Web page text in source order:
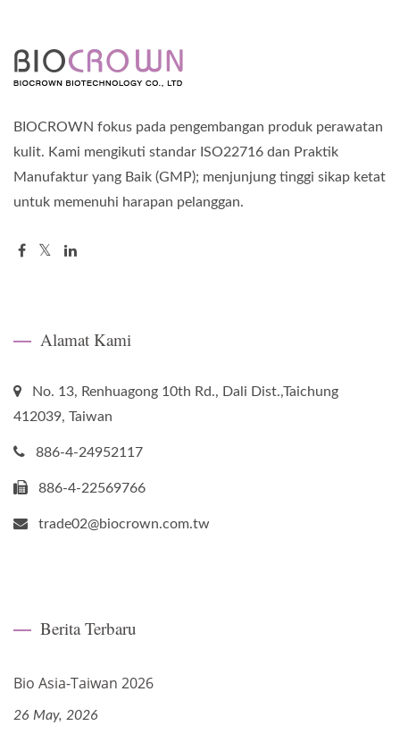
BIOCROWN fokus pada pengembangan produk perawatan
kulit. Kami mengikuti standar ISO22716 dan Praktik
Manufaktur yang Baik (GMP); menjunjung tinggi sikap ketat
untuk memenuhi harapan pelanggan.
Alamat Kami
No. 13, Renhuagong 10th Rd., Dali Dist.,Taichung
412039, Taiwan
886-4-24952117
886-4-22569766
trade02@biocrown.com.tw
Berita Terbaru
Bio Asia-Taiwan 2026
26 May, 2026